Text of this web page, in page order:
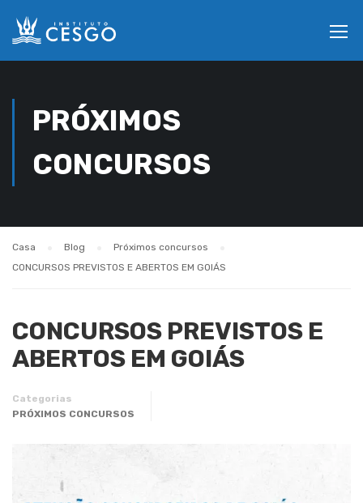
PRÓXIMOS
CONCURSOS
Casa Blog
Próximos concursos
CONCURSOS PREVISTOS E ABERTOS EM GOIÁS
CONCURSOS PREVISTOS E
ABERTOS EM GOIÁS
Categorias
PRÓXIMOS CONCURSOS